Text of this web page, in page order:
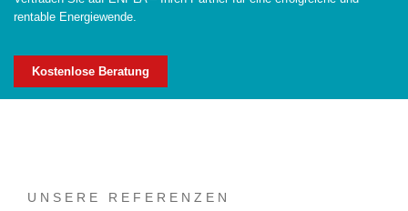
rentable Energiewende.
Kostenlose Beratung
UNSERE REFERENZEN